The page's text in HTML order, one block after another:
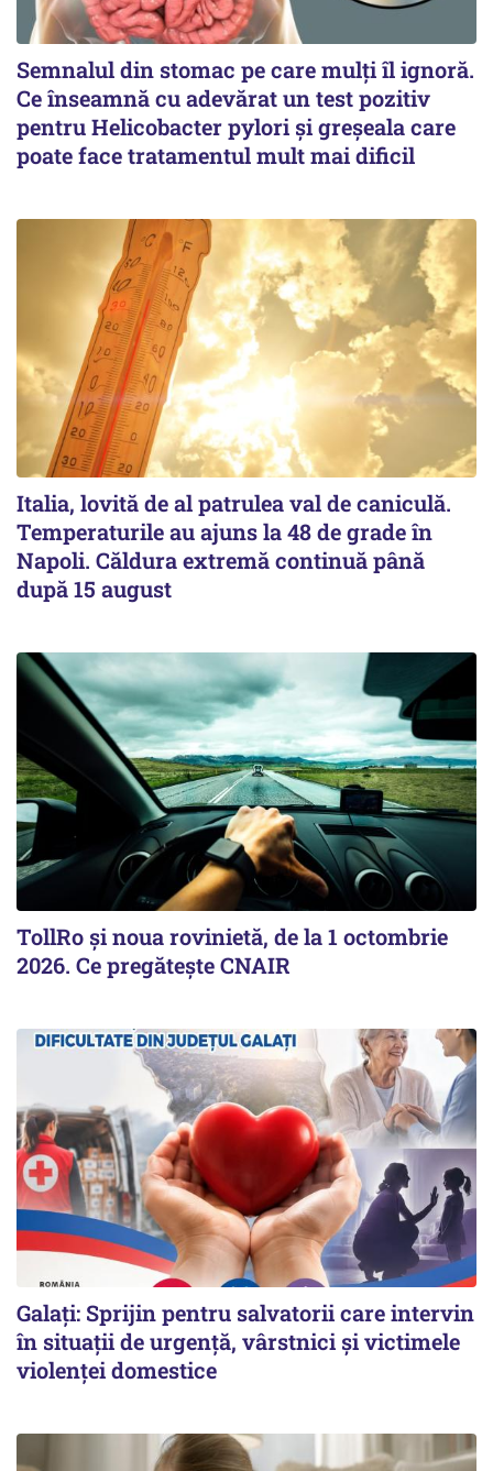
Semnalul din stomac pe care mulți îl ignoră.
Ce înseamnă cu adevărat un test pozitiv
pentru Helicobacter pylori și greșeala care
poate face tratamentul mult mai dificil
Italia, lovită de al patrulea val de caniculă.
Temperaturile au ajuns la 48 de grade în
Napoli. Căldura extremă continuă până
după 15 august
TollRo şi noua rovinietă, de la 1 octombrie
2026. Ce pregăteşte CNAIR
Galați: Sprijin pentru salvatorii care intervin
în situații de urgență, vârstnici și victimele
violenței domestice